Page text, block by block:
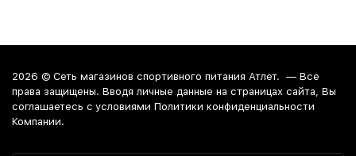
2026 © Сеть магазинов спортивного питания Атлет. — Все
права защищены. Вводя личные данные на страницах сайта, Вы
соглашаетесь c условиями Политики конфиденциальности
Компании.